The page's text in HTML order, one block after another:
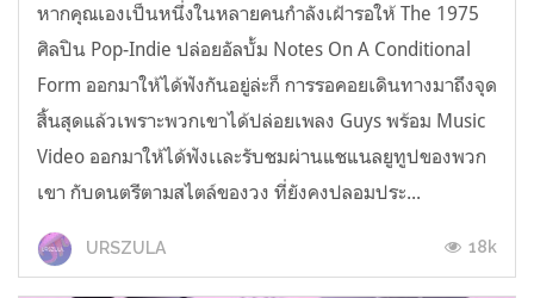
หากคุณเองเป็นหนึ่งในหลายคนกำลังเฝ้ารอให้ The 1975
ศิลปิน Pop-Indie ปล่อยอัลบั้ม Notes On A Conditional
Form ออกมาให้ได้ฟังกันอยู่ล่ะก็ การรอคอยเดินทางมาถึงจุด
สิ้นสุดแล้วเพราะพวกเขาได้ปล่อยเพลง Guys พร้อม Music
Video ออกมาให้ได้ฟังเเละรับชมผ่านแชแนลยูทูปของพวก
เขา กับดนตรีตามสไตล์ของวง ที่ยังคงปลอมประ...
URSZULA 18k